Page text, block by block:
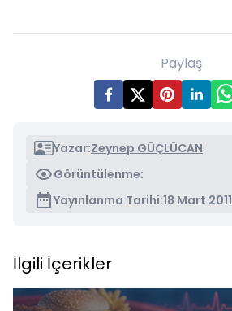
Paylaş
Yazar:Zeynep GÜÇLÜCAN
Görüntülenme:
Yayınlanma Tarihi:18 Mart 2011
İlgili İçerikler